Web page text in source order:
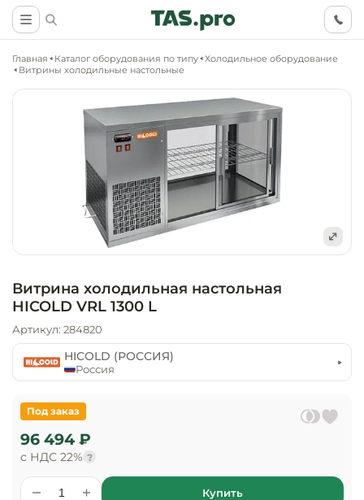
Кофейное
Оснащение
Ритейл (non
Общепит
Маркетинговые
объекта
оборудования
Главная Каталог оборудования по типу Холодильное оборудование
Витрины холодильные настольные
Витрина холодильная настольная
HICOLD VRL 1300 L
Артикул: 284820
HICOLD (РОССИЯ)
Россия
96 494 ₽
с НДС 22% ?
Под заказ
Купить